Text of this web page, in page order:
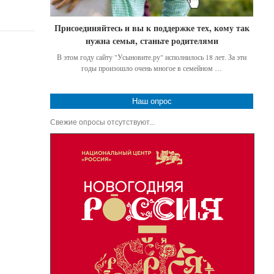
Присоединяйтесь и вы к поддержке тех, кому так
нужна семья, станьте родителями
В этом году сайту "Усыновите.ру" исполнилось 18 лет. За эти
годы произошло очень многое в семейном …
Наш опрос
Свежие опросы отсутствуют...